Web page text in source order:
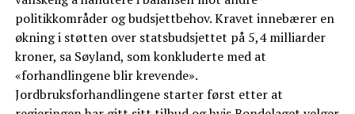
politikkområder og budsjettbehov. Kravet innebærer en
økning i støtten over statsbudsjettet på 5,4 milliarder
kroner, sa Søyland, som konkluderte med at
«forhandlingene blir krevende».
Jordbruksforhandlingene starter først etter at